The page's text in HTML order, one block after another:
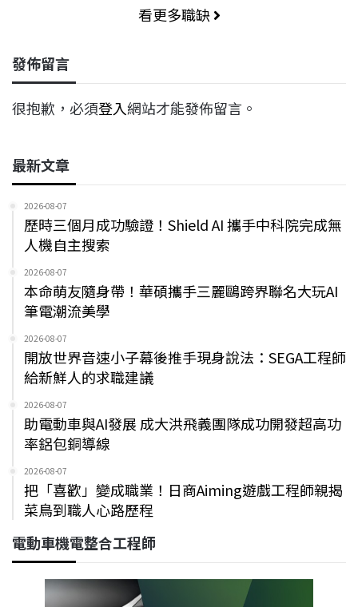
看更多職缺
發佈留言
很抱歉，必須登入網站才能發佈留言。
最新文章
2026-08-07
歷時三個月成功驗證！Shield AI 攜手中科院完成無
人機自主搜索
2026-08-07
本命萌友隨身帶！華碩攜手三麗鷗跨界聯名大玩AI
筆電潮流美學
2026-08-07
開放世界音速小子幕後推手現身說法：SEGA工程師
給新鮮人的求職建議
2026-08-07
助電動車與AI發展 成大洪飛義團隊成功開發超高功
率鋁包銅導線
2026-08-07
把「喜歡」變成職業！日商Aiming遊戲工程師親揭
菜鳥到職人心路歷程
電動車機電整合工程師